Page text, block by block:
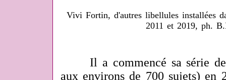
Vivi Fortin, d'autres libellules installées
2011 et 2019, ph.
Il a commencé sa série de
aux environs de 700 sujets) en